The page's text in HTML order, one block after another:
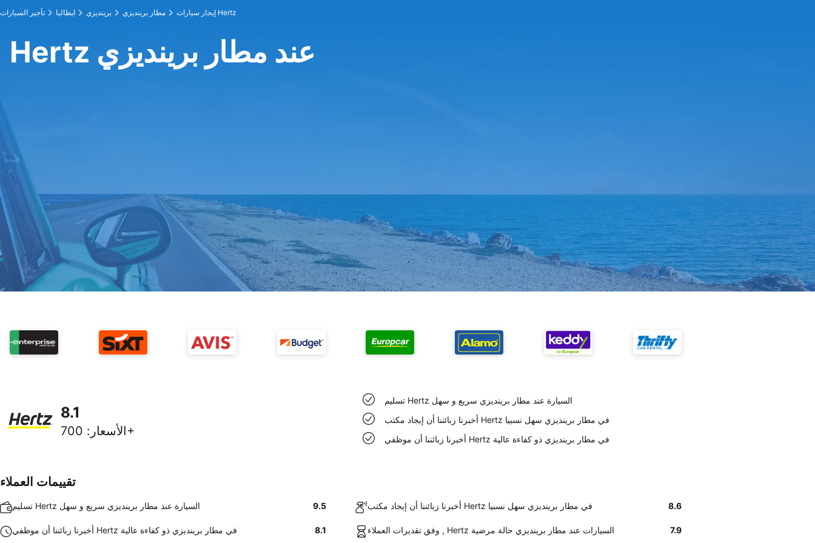
تأجير السيارات ايطاليا برينديزي مطار برينديزي إيجار سيارات Hertz
Hertz عند مطار برينديزي
8.1
الأسعار : 700+
تسليم Hertz السيارة عند مطار برينديزي سريع و سهل
أخبرنا زبائننا أن إيجاد مكتب Hertz في مطار برينديزي سهل نسبيا
أخبرنا زبائننا أن موظفي Hertz في مطار برينديزي ذو كفاءة عالية
تقييمات العملاء
تسليم Hertz السيارة عند مطار برينديزي سريع و سهل 9.5 أخبرنا زبائننا أن إيجاد مكتب Hertz في مطار برينديزي سهل نسبيا 8.6
أخبرنا زبائننا أن موظفي Hertz في مطار برينديزي ذو كفاءة عالية 8.1 وفق تقديرات العملاء , Hertz السيارات عند مطار برينديزي حالة مرضية 7.9